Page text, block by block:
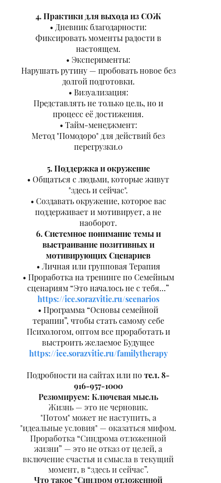
4. Практики для выхода из СОЖ
Дневник благодарности:
Фиксировать моменты радости в
настоящем.
Эксперименты:
Нарушать рутину — пробовать новое без
долгой подготовки.
Визуализация:
Представлять не только цель, но и
процесс её достижения.
Тайм-менеджмент:
Метод "Помодоро" для действий без
перегрузки.0
5. Поддержка и окружение
Общаться с людьми, которые живут
"здесь и сейчас".
Создавать окружение, которое вас
поддерживает и мотивирует, а не
наоборот.
6. Системное понимание темы и
выстраивание позитивных и
мотивирующих Сценариев
Личная или групповая Терапия
Проработка на тренинге по Семейным
сценариям “Это началось не с тебя…”
https://ice.sorazvitie.ru/scenarios
Программа “Основы семейной
терапии”, чтобы стать самому себе
Психологом, оптом все проработать и
выстроить желаемое Будущее
https://ice.sorazvitie.ru/familytherapy
Подробности на сайтах или по тел. 8-
916-957-1000
Резюмируем: Ключевая мысль
Жизнь — это не черновик.
"Потом" может не наступить, а
"идеальные условия" — оказаться мифом.
Проработка “Синдрома отложенной
жизни” — это не отказ от целей, а
включение счастья и смысла в текущий
момент, в “здесь и сейчас”.
Что такое "Синдром отложенной